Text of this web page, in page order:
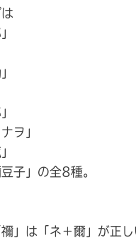
ヲ」
子」の全8種。
」は「ネ＋爾」が正し